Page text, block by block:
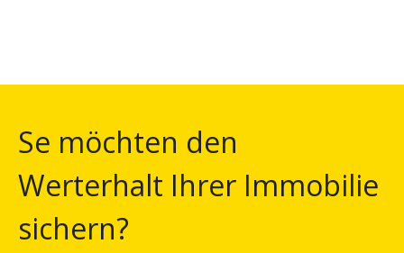
Se möchten den
Werterhalt Ihrer Immobilie
sichern?